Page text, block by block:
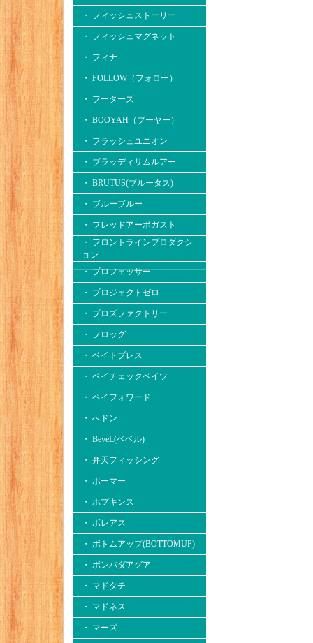
・ フィッシュストーリー
・ フィッシュマグネット
・ フィナ
・ FOLLOW（フォロー）
・ フーターズ
・ BOOYAH（ブーヤー）
・ フラッシュユニオン
・ ブラッディサムルアー
・ BRUTUS(ブルータス)
・ ブルーブルー
・ フレッドアーボガスト
・ フロントラインプロダクシ
ョン
・ プロフェッサー
・ プロジェクトゼロ
・ プロズファクトリー
・ フロッグ
・ ベイトブレス
・ ペイチェックベイツ
・ ペイフォワード
・ へドン
・ BeveL(ベベル)
・ 弁天フィッシング
・ ボーマー
・ ホプキンス
・ ボレアス
・ ボトムアップ(BOTTOMUP)
・ ボンバダアグア
・ マドタチ
・ マドネス
・ マーズ